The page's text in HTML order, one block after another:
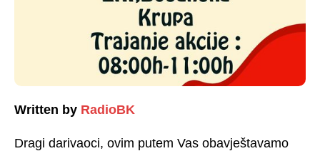
Written by RadioBK
Dragi darivaoci, ovim putem Vas obavještavamo